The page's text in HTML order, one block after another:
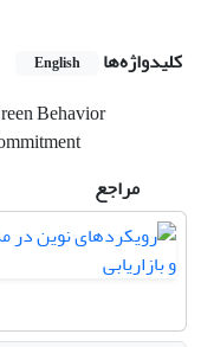
کلیدواژه‌ها English
Behavior
مراجع